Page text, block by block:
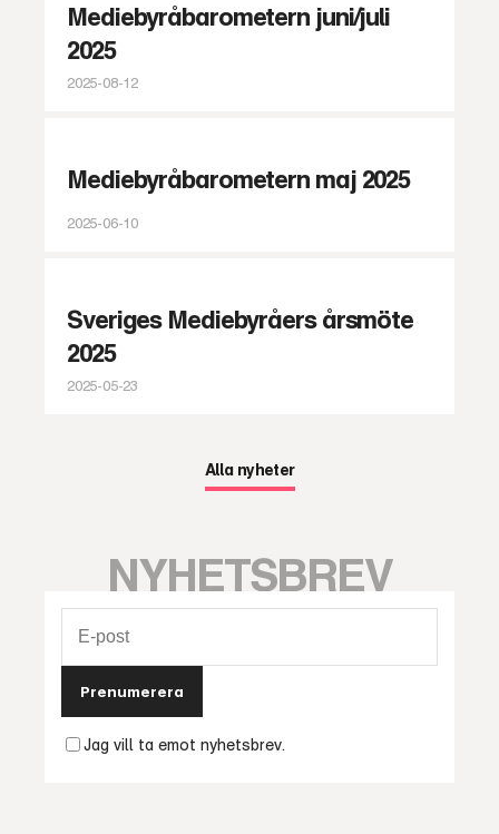
Mediebyråbarometern juni/juli
2025
2025-08-12
Mediebyråbarometern maj 2025
2025-06-10
Sveriges Mediebyråers årsmöte
2025
2025-05-23
Alla nyheter
NYHETSBREV
Prenumerera
Jag vill ta emot nyhetsbrev.